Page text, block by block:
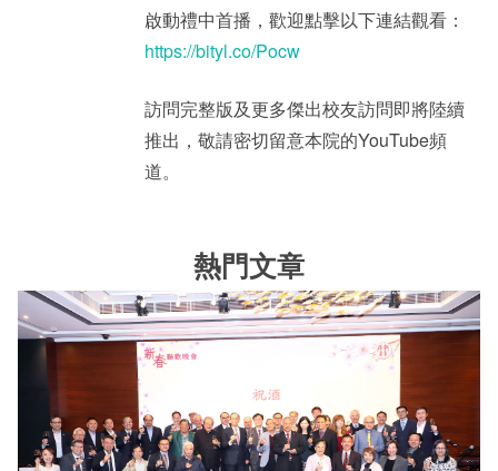
啟動禮中首播，歡迎點擊以下連結觀看：
https://bityl.co/Pocw
訪問完整版及更多傑出校友訪問即將陸續
推出，敬請密切留意本院的YouTube頻
道。
熱門文章